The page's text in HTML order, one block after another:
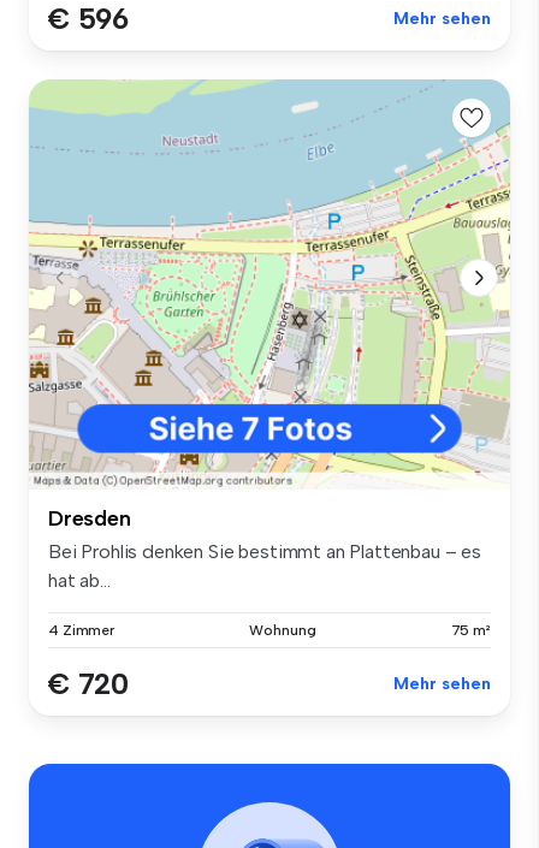
€ 596 Mehr sehen
Dresden
Bei Prohlis denken Sie bestimmt an Plattenbau – es
hat ab...
4 Zimmer Wohnung 75 m²
€ 720 Mehr sehen